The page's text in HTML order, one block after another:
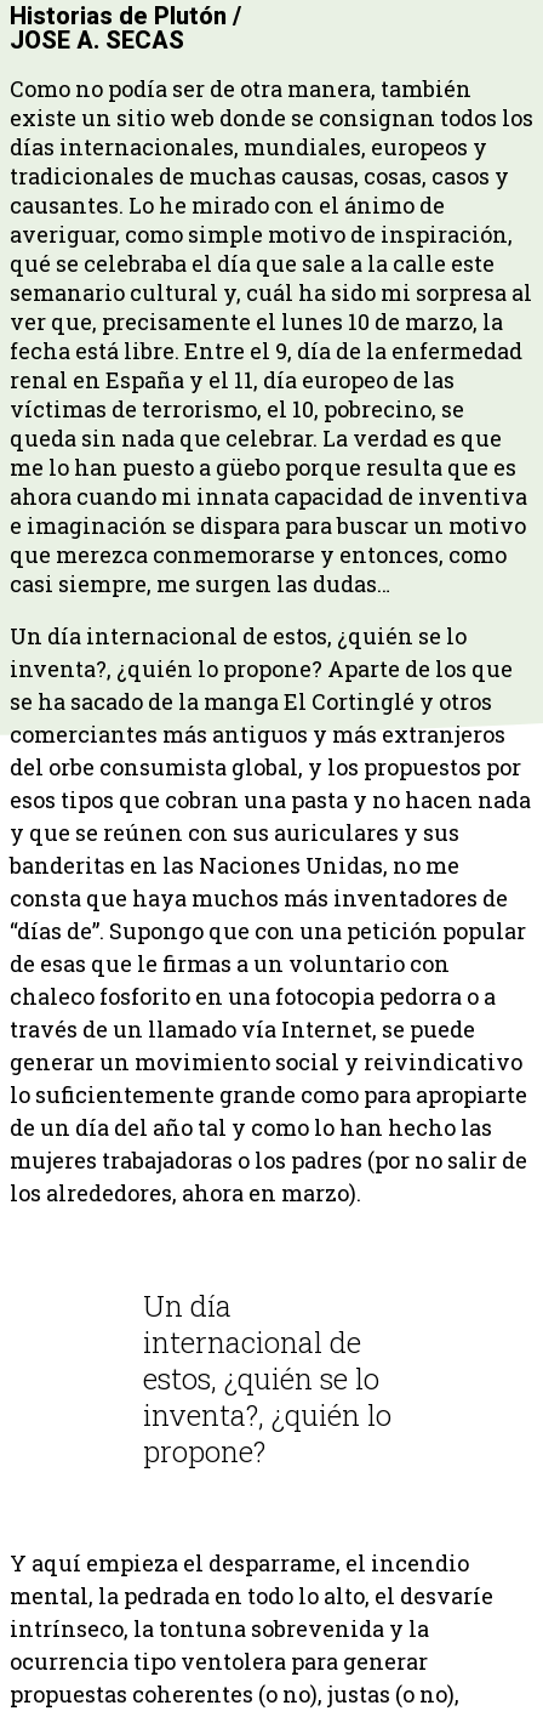
Historias de Plutón /
JOSE A. SECAS
Como no podía ser de otra manera, también
existe un sitio web donde se consignan todos los
días internacionales, mundiales, europeos y
tradicionales de muchas causas, cosas, casos y
causantes. Lo he mirado con el ánimo de
averiguar, como simple motivo de inspiración,
qué se celebraba el día que sale a la calle este
semanario cultural y, cuál ha sido mi sorpresa al
ver que, precisamente el lunes 10 de marzo, la
fecha está libre. Entre el 9, día de la enfermedad
renal en España y el 11, día europeo de las
víctimas de terrorismo, el 10, pobrecino, se
queda sin nada que celebrar. La verdad es que
me lo han puesto a güebo porque resulta que es
ahora cuando mi innata capacidad de inventiva
e imaginación se dispara para buscar un motivo
que merezca conmemorarse y entonces, como
casi siempre, me surgen las dudas…
Un día internacional de estos, ¿quién se lo
inventa?, ¿quién lo propone? Aparte de los que
se ha sacado de la manga El Cortinglé y otros
comerciantes más antiguos y más extranjeros
del orbe consumista global, y los propuestos por
esos tipos que cobran una pasta y no hacen nada
y que se reúnen con sus auriculares y sus
banderitas en las Naciones Unidas, no me
consta que haya muchos más inventadores de
“días de”. Supongo que con una petición popular
de esas que le firmas a un voluntario con
chaleco fosforito en una fotocopia pedorra o a
través de un llamado vía Internet, se puede
generar un movimiento social y reivindicativo
lo suficientemente grande como para apropiarte
de un día del año tal y como lo han hecho las
mujeres trabajadoras o los padres (por no salir de
los alrededores, ahora en marzo).
Un día
internacional de
estos, ¿quién se lo
inventa?, ¿quién lo
propone?
Y aquí empieza el desparrame, el incendio
mental, la pedrada en todo lo alto, el desvaríe
intrínseco, la tontuna sobrevenida y la
ocurrencia tipo ventolera para generar
propuestas coherentes (o no), justas (o no),